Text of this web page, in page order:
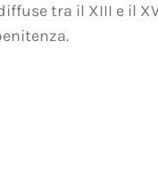
tra il XIII e il